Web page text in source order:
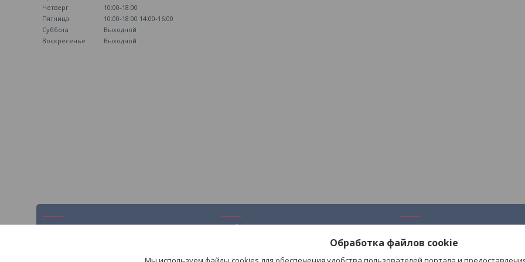
Четверг
10:00-18:00
Пятница
10:00-18:00 14:00-16:00
Суббота
Выходной
Воскресенье
Выходной
Навигация Информация Полезное
Каталог
Обработка файлов cookie